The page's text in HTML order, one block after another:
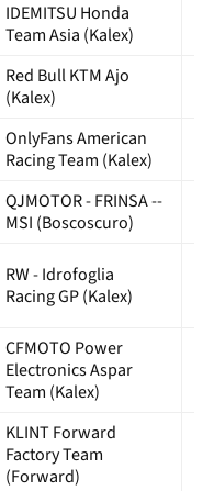
IDEMITSU Honda
Team Asia (Kalex)
Red Bull KTM Ajo
(Kalex)
OnlyFans American
Racing Team (Kalex)
QJMOTOR - FRINSA --
MSI (Boscoscuro)
RW - Idrofoglia
Racing GP (Kalex)
CFMOTO Power
Electronics Aspar
Team (Kalex)
KLINT Forward
Factory Team
(Forward)